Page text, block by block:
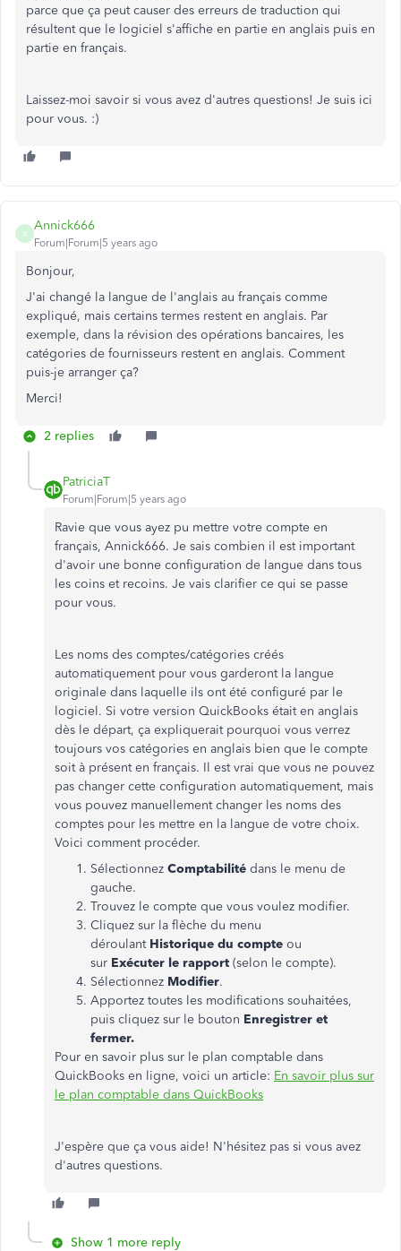
parce que ça peut causer des erreurs de traduction qui
résultent que le logiciel s'affiche en partie en anglais puis en
partie en français.
Laissez-moi savoir si vous avez d'autres questions! Je suis ici
pour vous. :)
A
Annick666
Forum|Forum|5 years ago
Bonjour,
J'ai changé la langue de l'anglais au français comme
expliqué, mais certains termes restent en anglais. Par
exemple, dans la révision des opérations bancaires, les
catégories de fournisseurs restent en anglais. Comment
puis-je arranger ça?
Merci!
2 replies
PatriciaT
Forum|Forum|5 years ago
Ravie que vous ayez pu mettre votre compte en
français, Annick666. Je sais combien il est important
d'avoir une bonne configuration de langue dans tous
les coins et recoins. Je vais clarifier ce qui se passe
pour vous.
Les noms des comptes/catégories créés
automatiquement pour vous garderont la langue
originale dans laquelle ils ont été configuré par le
logiciel. Si votre version QuickBooks était en anglais
dès le départ, ça expliquerait pourquoi vous verrez
toujours vos catégories en anglais bien que le compte
soit à présent en français. Il est vrai que vous ne pouvez
pas changer cette configuration automatiquement, mais
vous pouvez manuellement changer les noms des
comptes pour les mettre en la langue de votre choix.
Voici comment procéder.
Sélectionnez Comptabilité dans le menu de
gauche.
Trouvez le compte que vous voulez modifier.
Cliquez sur la flèche du menu
déroulant Historique du compte ou
sur Exécuter le rapport (selon le compte).
Sélectionnez Modifier.
Apportez toutes les modifications souhaitées,
puis cliquez sur le bouton Enregistrer et
fermer.
Pour en savoir plus sur le plan comptable dans
QuickBooks en ligne, voici un article: En savoir plus sur
le plan comptable dans QuickBooks
J'espère que ça vous aide! N'hésitez pas si vous avez
d'autres questions.
Show 1 more reply